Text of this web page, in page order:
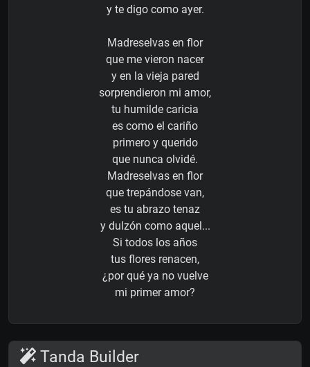
y te digo como ayer.
Madreselvas en flor
que me vieron nacer
y en la vieja pared
sorprendieron mi amor,
tu humilde caricia
es como el cariño
primero y querido
que nunca olvidé.
Madreselvas en flor
que trepándose van,
es tu abrazo tenaz
y dulzón como aquel...
Si todos los años
tus flores renacen,
¿por qué ya no vuelve
mi primer amor?
Tanda Builder